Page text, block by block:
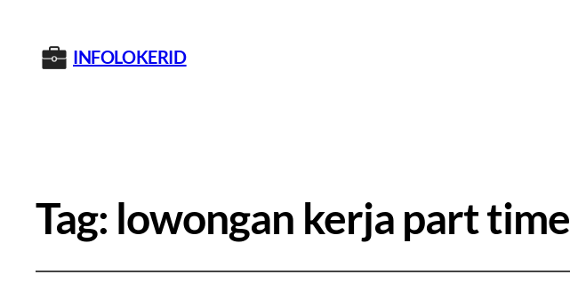
INFOLOKERID
Tag: lowongan kerja part time